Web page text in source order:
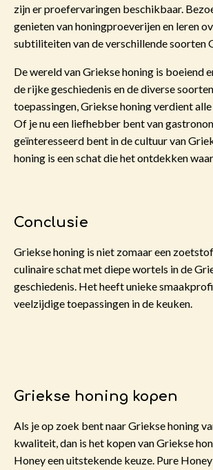
zijn er proefervaringen beschikbaar.
genieten van honingproeverijen en leren
subtiliteiten van de verschillende soorten
De wereld van Griekse honing is boeiend
de rijke geschiedenis en de diverse
toepassingen, Griekse honing verdient
Of je nu een liefhebber bent van
geïnteresseerd bent in de cultuur van
honing is een schat die het ontdekken
Conclusie
Griekse honing is niet zomaar een
culinaire schat met diepe wortels in de
geschiedenis. Het heeft unieke
veelzijdige toepassingen in de keuken.
Griekse honing kopen
Als je op zoek bent naar Griekse honing
kwaliteit, dan is het kopen van Griekse
Honey een uitstekende keuze. Pure